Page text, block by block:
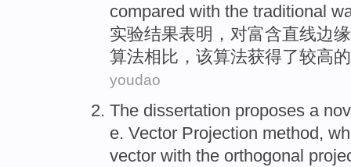
compared with the traditional
实验结果表明 ，对富含直线边
算法相比 ，该算法获得了较高的
youdao
The dissertation proposes a
e. Vector Projection method,
vector with the orthogonal